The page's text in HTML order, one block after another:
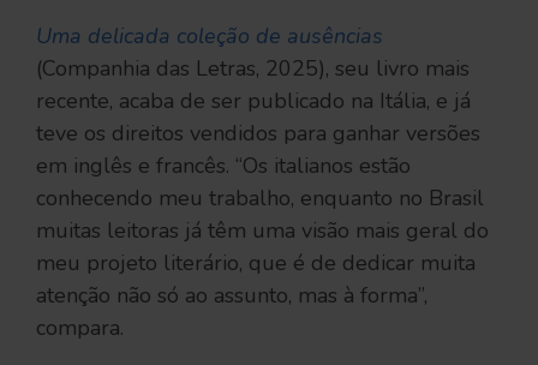
Uma delicada coleção de ausências
(Companhia das Letras, 2025), seu livro mais
recente, acaba de ser publicado na Itália, e já
teve os direitos vendidos para ganhar versões
em inglês e francês. “Os italianos estão
conhecendo meu trabalho, enquanto no Brasil
muitas leitoras já têm uma visão mais geral do
meu projeto literário, que é de dedicar muita
atenção não só ao assunto, mas à forma”,
compara.